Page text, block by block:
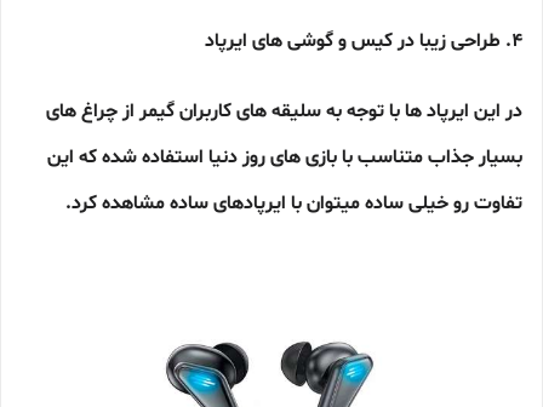
4. طراحی زیبا در کیس و گوشی های ایرپاد
در این ایرپاد ها با توجه به سلیقه های کاربران گیمر از چراغ های
بسیار جذاب متناسب با بازی های روز دنیا استفاده شده که این
تفاوت رو خیلی ساده میتوان با ایرپادهای ساده مشاهده کرد.